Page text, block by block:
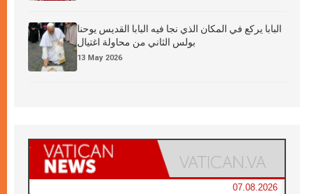
البابا يركع في المكان الذي نجا فيه البابا القديس يوحنا
بولس الثاني من محاولة اغتيال
13 May 2026
07.08.2026